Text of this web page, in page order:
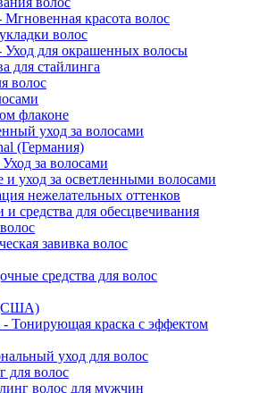
Мгновенная красота волос
волос
Уход для окрашенных волосы
для стайлинга
волос
флаконе
уход за волосами
(Германия)
за волосами
уход за осветленными волосами
нежелательных оттенков
средства для обесцвечивания
завивка волос
средства для волос
(США)
- Тонирующая краска с эффектом
уход для волос
для волос
волос для мужчин